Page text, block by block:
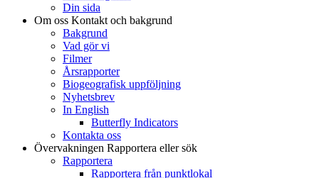
Din sida
Om oss Kontakt och bakgrund
Bakgrund
Vad gör vi
Filmer
Årsrapporter
Biogeografisk uppföljning
Nyhetsbrev
In English
Butterfly Indicators
Kontakta oss
Övervakningen Rapportera eller sök
Rapportera
Rapportera från punktlokal